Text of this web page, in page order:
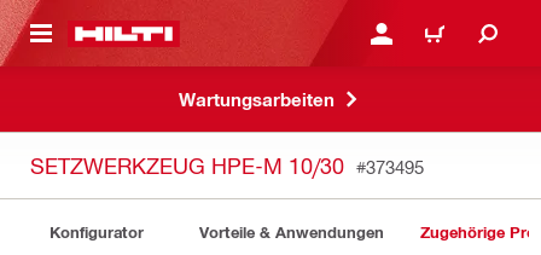
ANMELDEN ODER
WARENKORB
Wartungsarbeiten
SETZWERKZEUG HPE-M 10/30 #373495
Konfigurator Vorteile & Anwendungen Zugehörige